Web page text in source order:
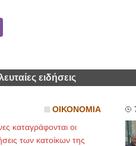
ειδήσεις
ΟΙΚΟΝΟΜΙΑ
καταγράφονται οι
των κατοίκων της